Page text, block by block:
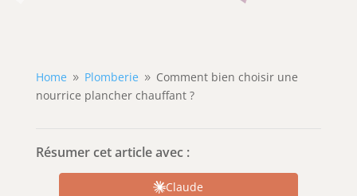
Home 9 Plomberie 9 Comment bien choisir une
nourrice plancher chauffant ?
Résumer cet article avec :
Claude